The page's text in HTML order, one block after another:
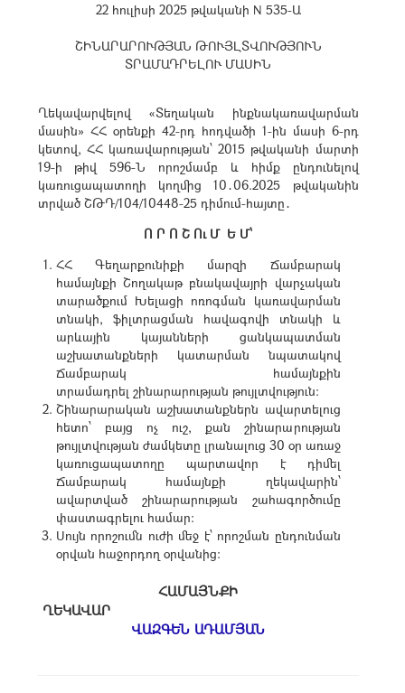
22 հուլիսի 2025 թվականի N 535-Ա
ՇԻՆԱՐԱՐՈՒԹՅԱՆ ԹՈՒՅԼՏՎՈՒԹՅՈՒՆ
ՏՐԱՄԱԴՐԵԼՈՒ ՄԱՍԻՆ
Ղեկավարվելով «Տեղական ինքնակառավարման
մասին» ՀՀ օրենքի 42-րդ հոդվածի 1-ին մասի 6-րդ
կետով, ՀՀ կառավարության՝ 2015 թվականի մարտի
19-ի թիվ 596-Ն որոշմամբ և հիմք ընդունելով
կառուցապատողի կողմից 10․06.2025 թվականին
տրված ՇԹԴ/104/10448-25 դիմում-հայտը․
Ո Ր Ո Շ Ու Մ Ե Մ՝
ՀՀ Գեղարքունիքի մարզի Ճամբարակ
համայնքի Շողակաթ բնակավայրի վարչական
տարածքում Խելացի ոռոգման կառավարման
տնակի, ֆիլտրացման հավագովի տնակի և
արևային կայանների ցանկապատման
աշխատանքների կատարման նպատակով
Ճամբարակ համայնքին
տրամադրել շինարարության թույլտվություն:
Շինարարական աշխատանքներն ավարտելուց
հետո՝ բայց ոչ ուշ, քան շինարարության
թույլտվության ժամկետը լրանալուց 30 օր առաջ
կառուցապատողը պարտավոր է դիմել
Ճամբարակ համայնքի ղեկավարին՝
ավարտված շինարարության շահագործումը
փաստագրելու համար:
Սույն որոշումն ուժի մեջ է՝ որոշման ընդունման
օրվան հաջորդող օրվանից:
ՀԱՄԱՅՆՔԻ
ՂԵԿԱՎԱՐ
ՎԱԶԳԵՆ ԱԴԱՄՅԱՆ